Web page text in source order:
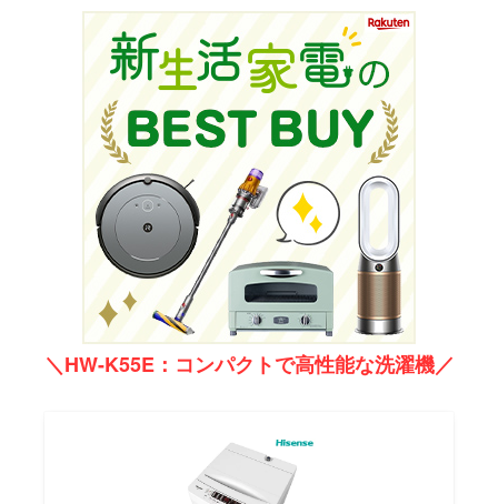
＼HW-K55E：コンパクトで高性能な洗濯機／